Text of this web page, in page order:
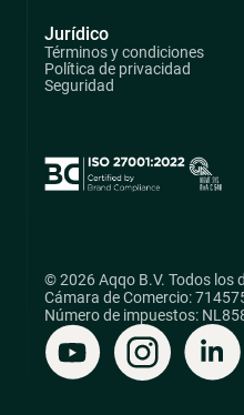
Jurídico
Términos y condiciones
Política de privacidad
Seguridad
© 2026 Aqqo B.V. Todos los
Cámara de Comercio:
Número de impuestos: